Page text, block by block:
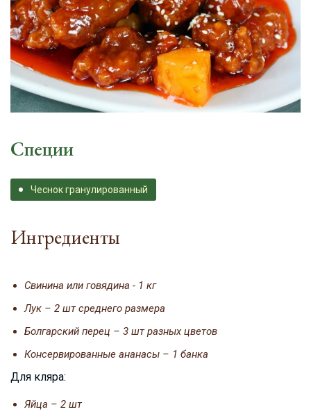
Специи
Чеснок гранулированный
Ингредиенты
Свинина или говядина - 1 кг
Лук – 2 шт среднего размера
Болгарский перец – 3 шт разных цветов
Консервированные ананасы – 1 банка
Для кляра:
Яйца – 2 шт